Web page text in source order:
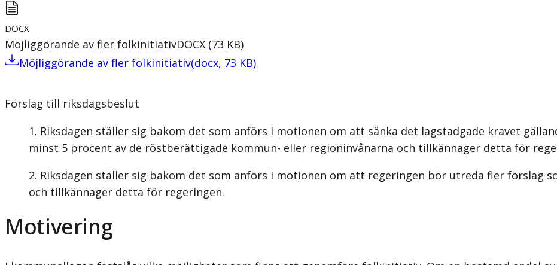
DOCX
Möjliggörande av fler folkinitiativDOCX (73 KB)
Möjliggörande av fler folkinitiativ(docx, 73 KB)
Förslag till riksdagsbeslut
Riksdagen ställer sig bakom det som anförs i motionen om att sänka det lagstadgade kravet
minst 5 procent av de röstberättigade kommun- eller regioninvånarna och tillkännager detta för
Riksdagen ställer sig bakom det som anförs i motionen om att regeringen bör utreda fler förslag
och tillkännager detta för regeringen.
Motivering